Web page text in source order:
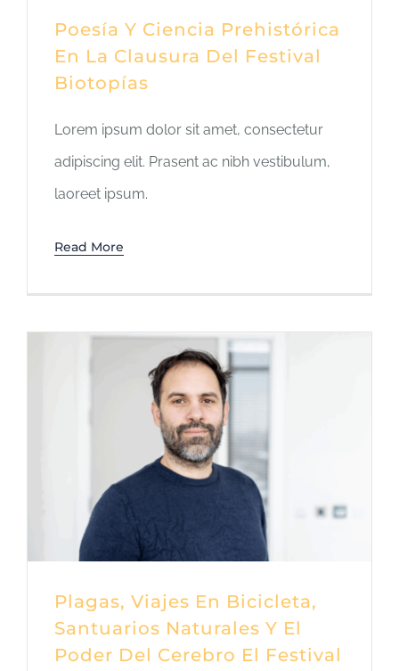
Poesía Y Ciencia Prehistórica
En La Clausura Del Festival
Biotopías
Lorem ipsum dolor sit amet, consectetur
adipiscing elit. Prasent ac nibh vestibulum,
laoreet ipsum.
Read More
Plagas, Viajes En Bicicleta,
Santuarios Naturales Y El
Poder Del Cerebro El Festival